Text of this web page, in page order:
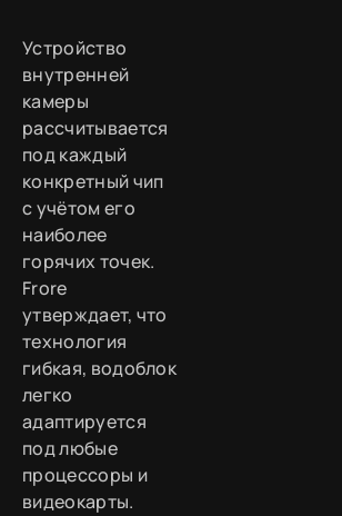
Устройство
внутренней
камеры
рассчитывается
под каждый
конкретный чип
с учётом его
наиболее
горячих точек.
Frore
утверждает, что
технология
гибкая, водоблок
легко
адаптируется
под любые
процессоры и
видеокарты.